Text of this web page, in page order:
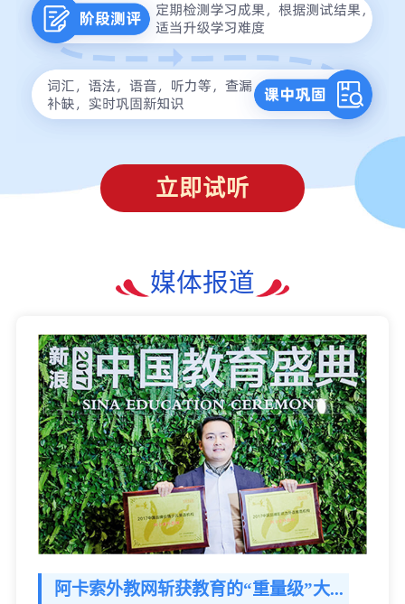
立即试听
媒体报道
阿卡索外教网斩获教育的“重量级”大...